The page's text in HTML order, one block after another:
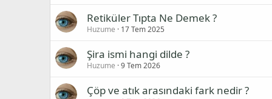
Retiküler Tıpta Ne Demek ?
Huzume 17 Tem 2025
Şira ismi hangi dilde ?
Huzume 9 Tem 2026
Çöp ve atık arasındaki fark nedir ?